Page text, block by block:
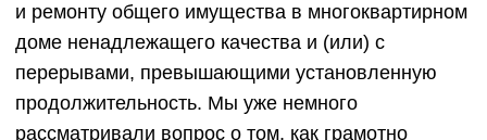
и ремонту общего имущества в многоквартирном
доме ненадлежащего качества и (или) с
перерывами, превышающими установленную
продолжительность. Мы уже немного
рассматривали вопрос о том, как грамотно